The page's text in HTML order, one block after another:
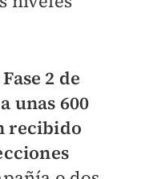
2 de
unas 600
recibido